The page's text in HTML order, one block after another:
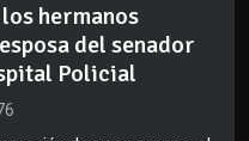
hermanos
del senador
Policial